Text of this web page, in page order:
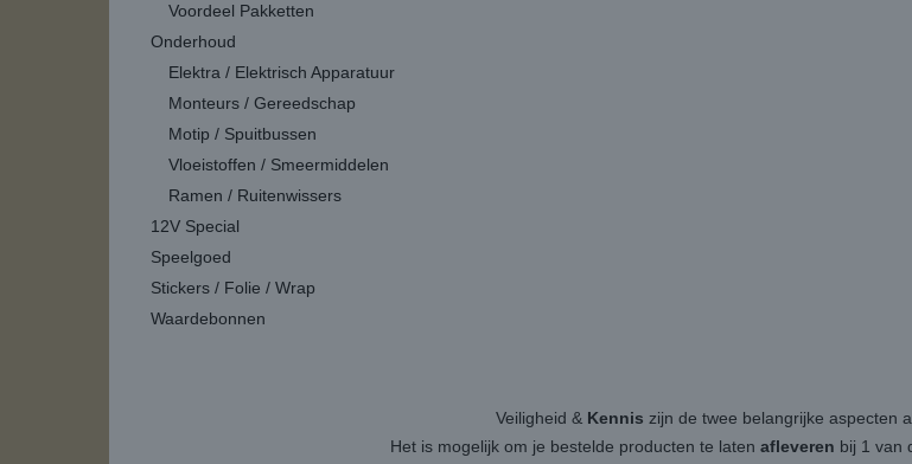
Voordeel Pakketten
Onderhoud
Elektra / Elektrisch Apparatuur
Monteurs / Gereedschap
Motip / Spuitbussen
Vloeistoffen / Smeermiddelen
Ramen / Ruitenwissers
12V Special
Speelgoed
Stickers / Folie / Wrap
Waardebonnen
Veiligheid & Kennis zijn de twee belangrijke aspecten
Het is mogelijk om je bestelde producten te laten afleveren bij 1 van